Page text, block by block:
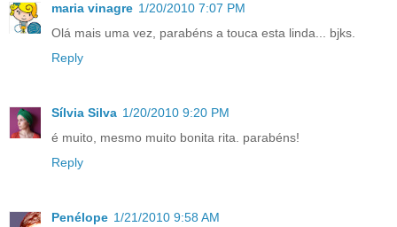
maria vinagre 1/20/2010 7:07 PM
Olá mais uma vez, parabéns a touca esta linda... bjks.
Reply
Sílvia Silva 1/20/2010 9:20 PM
é muito, mesmo muito bonita rita. parabéns!
Reply
Penélope 1/21/2010 9:58 AM